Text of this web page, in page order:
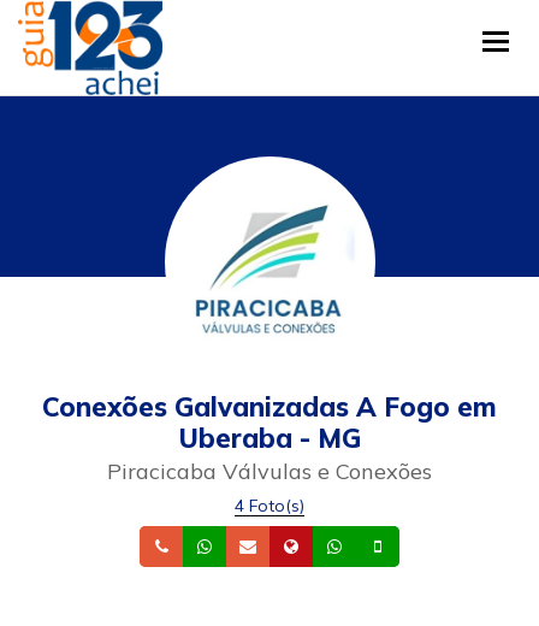
Conexões Galvanizadas A Fogo em
Uberaba - MG
Piracicaba Válvulas e Conexões
4 Foto(s)
TelefoneWhatsapp
Email Site Whatsapp